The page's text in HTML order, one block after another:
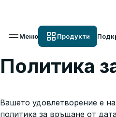
Меню Продукти
Политика
Вашето удовлетворение е
политика за връщане от